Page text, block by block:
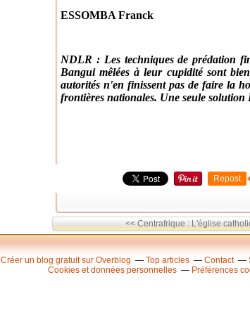
ESSOMBA Franck
NDLR : Les techniques de prédation
Bangui mêlées à leur cupidité sont
autorités n'en finissent pas de faire la
frontières nationales. Une seule
Repost
<< Centrafrique : L'église
Créer un blog gratuit sur Overblog Top articles Contact
Cookies et données personnelles
Préférences